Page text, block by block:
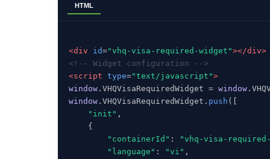
HTML
<div id="vhq-visa-required-widget"></div>
<!-- Widget configuration -->
<script type="text/javascript">
window .VHQVisaRequiredWidget = window
window .VHQVisaRequiredWidget. push ([
"init" ,
    {
"containerId" : "vhq-visa-
"language" : "vi" ,